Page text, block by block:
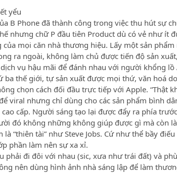
yểu
B Phone đã thành công trong việc thu hút sự
nhưng chữ P đầu tiên Product dù có vẻ như ít
mọi căn nhà thương hiệu. Lấy một sản phẩm
ra ngoài, không làm chủ được tiến độ sản
vụ hậu mãi để đánh nhau với người khổng lồ
ba thế giới, tự sản xuất được mọi thứ, văn hoá
chọn cách đối đầu trực tiếp với Apple. “Thật
viral nhưng chỉ dùng cho các sản phẩm bình
cấp. Người sáng tạo lại được đẩy ra phía
đó không những không giúp được gì mà còn
“thiên tài” như Steve Jobs. Cứ như thể bầy điếu
phần làm nên sự xa xỉ.
phải đi đôi với nhau (sic, xưa như trái đất) và
nên dùng hình ảnh nhà sáng lập để làm